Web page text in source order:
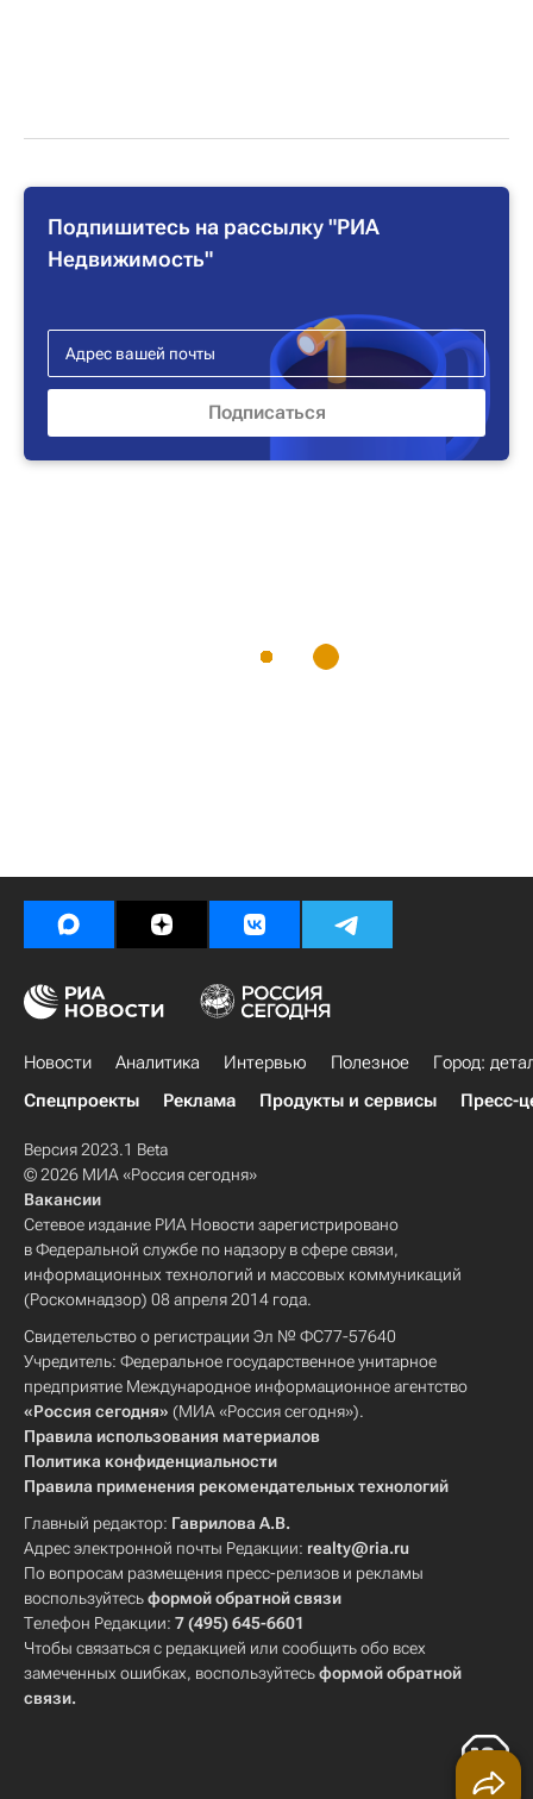
Подпишитесь на рассылку "РИА
Недвижимость"
Новости Аналитика Интервью Полезное
Город:
Спецпроекты
Реклама Продукты и сервисы Пресс-
Версия 2023.1 Beta
© 2026 МИА «Россия сегодня»
Вакансии
Сетевое издание РИА Новости зарегистрировано
в Федеральной службе по надзору в сфере связи,
информационных технологий и массовых коммуникаций
(Роскомнадзор) 08 апреля 2014 года.
Свидетельство о регистрации Эл № ФС77-57640
Учредитель: Федеральное государственное унитарное
предприятие Международное информационное агентство
«Россия сегодня» (МИА «Россия сегодня»).
Правила использования материалов
Политика конфиденциальности
Правила применения рекомендательных технологий
Главный редактор: Гаврилова А.В.
Адрес электронной почты Редакции: realty@ria.ru
По вопросам размещения пресс-релизов и рекламы
воспользуйтесьформой обратной связи
Телефон Редакции: 7 (495) 645-6601
Чтобы связаться с редакцией или сообщить обо всех
замеченных ошибках, воспользуйтесьформой обратной
связи.